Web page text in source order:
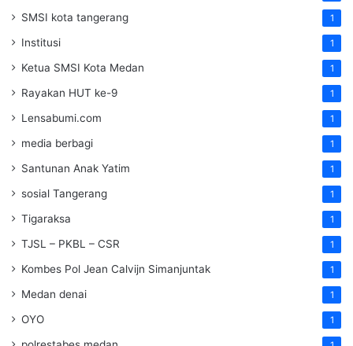
SMSI kota tangerang 1
Institusi 1
Ketua SMSI Kota Medan 1
Rayakan HUT ke-9 1
Lensabumi.com 1
media berbagi 1
Santunan Anak Yatim 1
sosial Tangerang 1
Tigaraksa 1
TJSL – PKBL – CSR 1
Kombes Pol Jean Calvijn Simanjuntak 1
Medan denai 1
OYO 1